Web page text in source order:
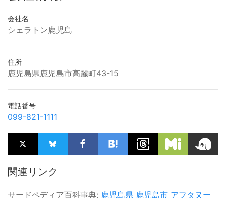
会社名
シェラトン鹿児島
住所
鹿児島県鹿児島市高麗町43-15
電話番号
099-821-1111
関連リンク
サードペディア百科事典: 鹿児島県 鹿児島市 アフタヌー